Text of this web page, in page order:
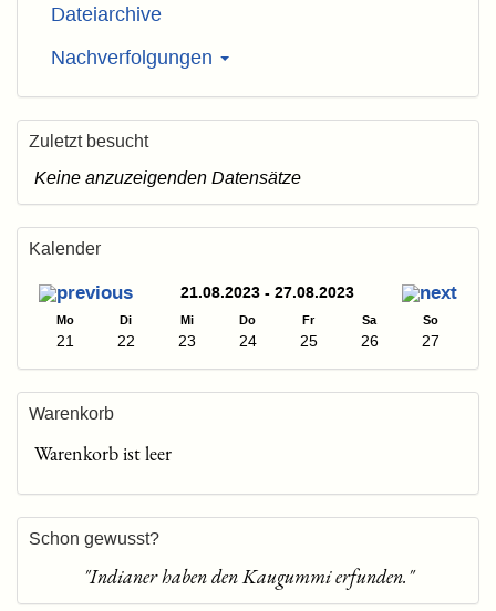
Dateiarchive
Nachverfolgungen
Zuletzt besucht
Keine anzuzeigenden Datensätze
Kalender
21.08.2023 - 27.08.2023
Mo Di Mi Do Fr Sa So
21 22 23 24 25 26 27
Warenkorb
Warenkorb ist leer
Schon gewusst?
"Indianer haben den Kaugummi erfunden."